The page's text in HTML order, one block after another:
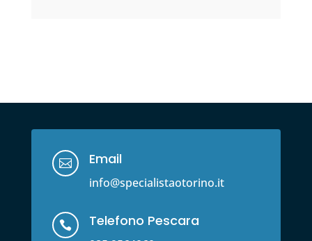
 Email
info@specialistaotorino.it
 Telefono Pescara